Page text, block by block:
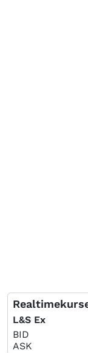
L&S Ex
BID
ASK